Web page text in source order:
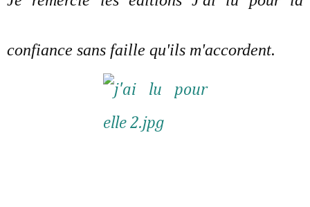
confiance sans faille qu'ils m'accordent.